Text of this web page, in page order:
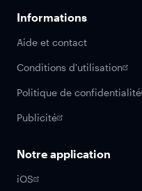
Informations
Aide et contact
Conditions d'utilisation
Politique de confidentialité
Publicité
Notre application
iOS